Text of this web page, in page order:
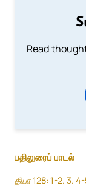
Read
பதிலுரைப் பாடல்
திபா 128: 1-2. 3.